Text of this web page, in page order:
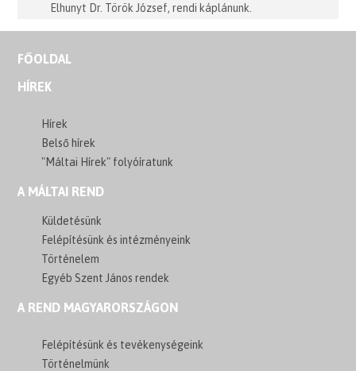
Elhunyt Dr. Török József, rendi káplánunk.
FŐOLDAL
HÍREK
Hírek
Belső hírek
"Máltai Hírek" folyóíratunk
A MÁLTAI REND
Küldetésünk
Felépítésünk és intézményeink
Történelem
Egyéb Szent János rendek
A REND MAGYARORSZÁGON
Felépítésünk és tevékenységeink
Történelmünk